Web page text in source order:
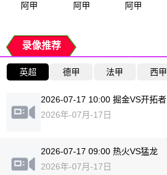
阿甲 阿甲 阿甲
录像推荐
英超 德甲 法甲 西甲
2026-07-17 10:00 掘金VS开拓者
2026年-07月-17日
2026-07-17 09:00 热火VS猛龙
2026年-07月-17日